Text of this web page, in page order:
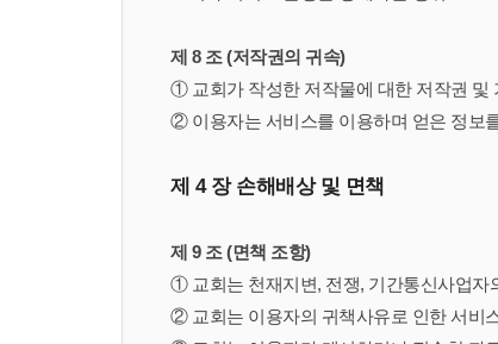
제 8 조 (저작권의 귀속)
① 교회가 작성한 저작물에 대한 저작권 및
② 이용자는 서비스를 이용하며 얻은 정보
제 4 장 손해배상 및 면책
제 9 조 (면책 조항)
① 교회는 천재지변, 전쟁, 기간통신사업자
② 교회는 이용자의 귀책사유로 인한 서비